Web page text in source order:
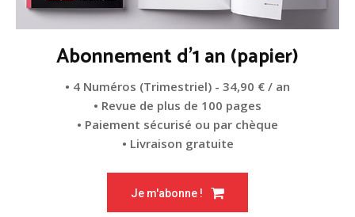
Abonnement d'1 an (papier)
• 4 Numéros (Trimestriel) - 34,90 € / an
• Revue de plus de 100 pages
• Paiement sécurisé ou par chèque
• Livraison gratuite
Je m'abonne !